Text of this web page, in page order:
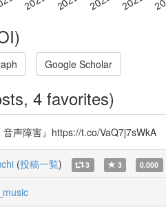
Google Scholar
4 favorites)
声障害』https://t.co/VaQ7j7sWkA
(投稿一覧) 3 3 0.000